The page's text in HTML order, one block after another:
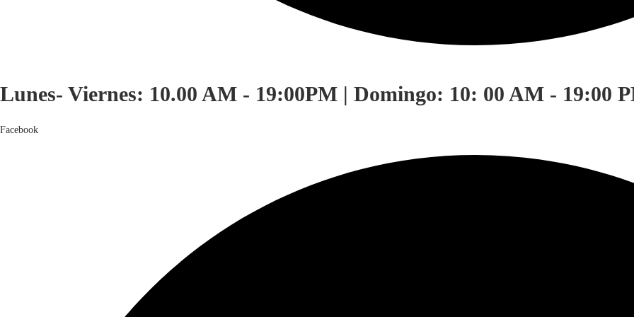
Lunes- Viernes: 10.00 AM - 19:00PM | Domingo: 10: 00 AM - 19:00
Facebook